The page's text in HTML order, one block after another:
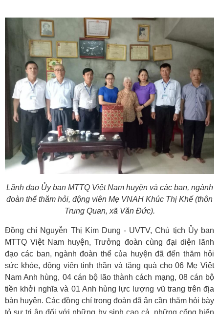
Lãnh đạo Ủy ban MTTQ Việt Nam huyện và các ban, ngành
đoàn thể thăm hỏi, động viên Mẹ VNAH Khúc Thị Khế (thôn
Trung Quan, xã Văn Đức).
Đồng chí Nguyễn Thị Kim Dung - UVTV, Chủ tịch Ủy ban
MTTQ Việt Nam huyện, Trưởng đoàn cùng đại diện lãnh
đạo các ban, ngành đoàn thể của huyện đã đến thăm hỏi
sức khỏe, động viên tinh thần và tặng quà cho 06 Mẹ Việt
Nam Anh hùng, 04 cán bộ lão thành cách mạng, 08 cán bộ
tiền khởi nghĩa và 01 Anh hùng lực lượng vũ trang trên địa
bàn huyện. Các đồng chí trong đoàn đã ân cần thăm hỏi bày
tỏ sự tri ân đối với những hy sinh cao cả, những cống hiến